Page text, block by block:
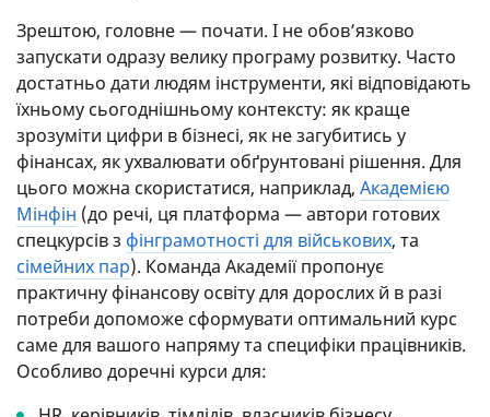
Зрештою, головне — почати. І не обов’язково
запускати одразу велику програму розвитку. Часто
достатньо дати людям інструменти, які відповідають
їхньому сьогоднішньому контексту: як краще
зрозуміти цифри в бізнесі, як не загубитись у
фінансах, як ухвалювати обґрунтовані рішення. Для
цього можна скористатися, наприклад, Академією
Мінфін (до речі, ця платформа — автори готових
спецкурсів з фінграмотності для військових, та
сімейних пар). Команда Академії пропонує
практичну фінансову освіту для дорослих й в разі
потреби допоможе сформувати оптимальний курс
саме для вашого напряму та специфіки працівників.
Особливо доречні курси для: